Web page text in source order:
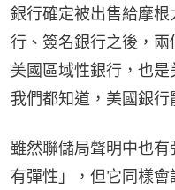
銀行確定被出售給摩
行、簽名銀行之後，
美國區域性銀行，也是
我們都知道，美國銀行
雖然聯儲局聲明中也
有彈性」，但它同樣